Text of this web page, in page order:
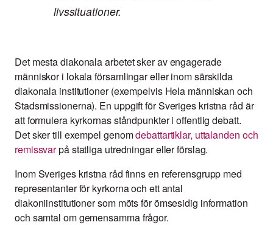
livssituationer.
Det mesta diakonala arbetet sker av engagerade
människor i lokala församlingar eller inom särskilda
diakonala institutioner (exempelvis Hela människan och
Stadsmissionerna). En uppgift för Sveriges kristna råd är
att formulera kyrkornas ståndpunkter i offentlig debatt.
Det sker till exempel genomdebattartiklar, uttalanden och
remissvarpå statliga utredningar eller förslag.
Inom Sveriges kristna råd finns en referensgrupp med
representanter för kyrkorna och ett antal
diakoniinstitutioner som möts för ömsesidig information
och samtal om gemensamma frågor.